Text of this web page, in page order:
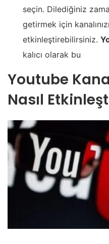
seçin. Dilediğiniz
getirmek için
etkinleştirebilirsiniz.
kalıcı olarak bu
Youtube
Nasıl